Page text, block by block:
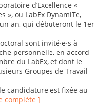
d’Excellence «
», ou LabEx DynamiTe,
an, qui débuteront le 1er
sont invité·e·s à
personnelle, en accord
du LabEx, et dont le
Groupes de Travail
candidature est fixée au
complète ]